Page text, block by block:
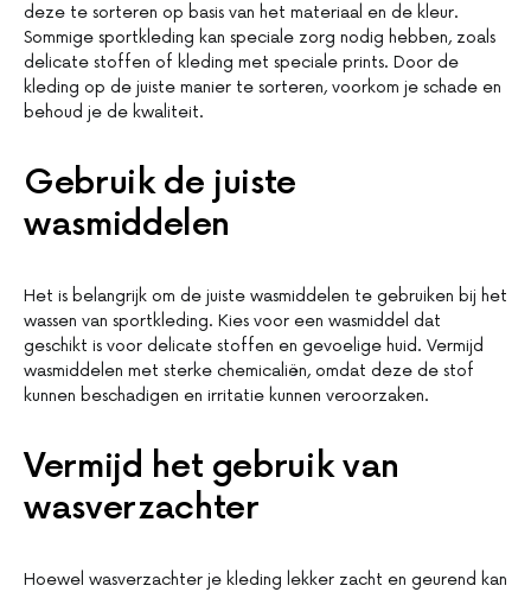
deze te sorteren op basis van het materiaal en de kleur.
Sommige sportkleding kan speciale zorg nodig hebben, zoals
delicate stoffen of kleding met speciale prints. Door de
kleding op de juiste manier te sorteren, voorkom je schade en
behoud je de kwaliteit.
Gebruik de juiste
wasmiddelen
Het is belangrijk om de juiste wasmiddelen te gebruiken bij het
wassen van sportkleding. Kies voor een wasmiddel dat
geschikt is voor delicate stoffen en gevoelige huid. Vermijd
wasmiddelen met sterke chemicaliën, omdat deze de stof
kunnen beschadigen en irritatie kunnen veroorzaken.
Vermijd het gebruik van
wasverzachter
Hoewel wasverzachter je kleding lekker zacht en geurend kan